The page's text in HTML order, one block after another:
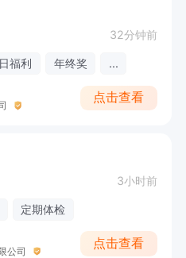
32分钟前
福利 年终奖 ...
点击查看
3小时前
定期体检
公司
点击查看